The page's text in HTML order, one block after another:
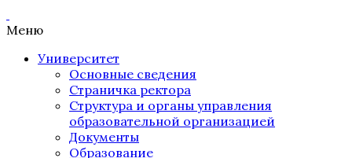
Меню
Университет
Основные сведения
Страничка ректора
Структура и органы управления
образовательной организацией
Документы
Образование